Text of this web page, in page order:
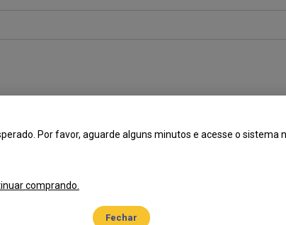
Branco
Lorenzetti
Termoplásticos/Elastômeros/Ligas Metálicas
Por favor, aguarde alguns minutos e acesse o sistema
comprando.